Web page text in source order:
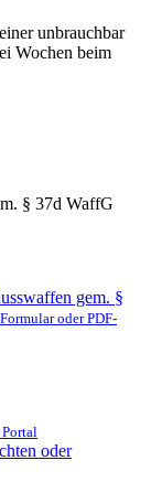
unbrauchbar
Wochen beim
§ 37d WaffG
gem. §
oder PDF-
oder